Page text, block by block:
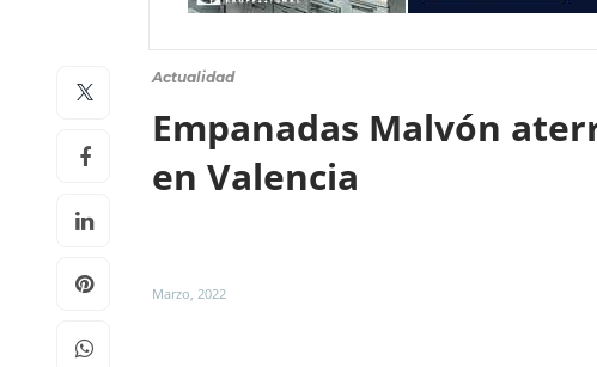
Actualidad
Empanadas Malvón
en Valencia
Marzo, 2022